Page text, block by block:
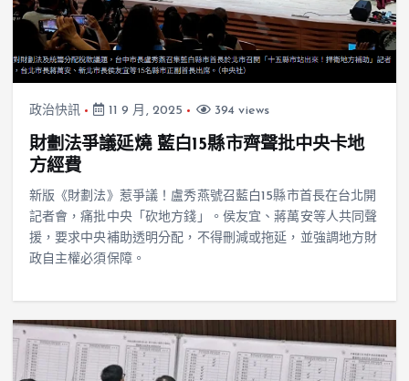
政治快訊 11 9 月, 2025 394 views
財劃法爭議延燒 藍白15縣市齊聲批中央卡地
方經費
新版《財劃法》惹爭議！盧秀燕號召藍白15縣市首長在台北開
記者會，痛批中央「砍地方錢」。侯友宜、蔣萬安等人共同聲
援，要求中央補助透明分配，不得刪減或拖延，並強調地方財
政自主權必須保障。